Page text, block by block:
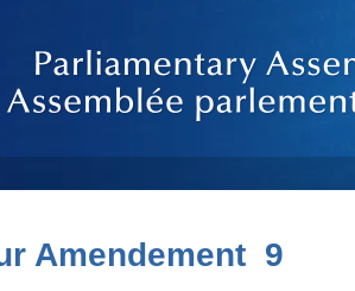
Amendement 9